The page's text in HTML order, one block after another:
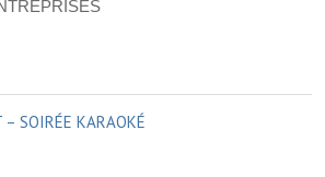
– SOIRÉE KARAOKÉ